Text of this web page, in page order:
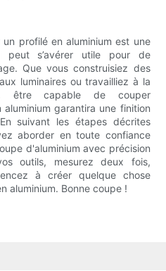
profilé en aluminium est une
peut s’avérer utile pour de
Que vous construisiez des
luminaires ou travailliez à la
être capable de couper
garantira une finition
suivant les étapes décrites
aborder en toute confiance
d'aluminium avec précision
outils, mesurez deux fois,
à créer quelque chose
aluminium. Bonne coupe !